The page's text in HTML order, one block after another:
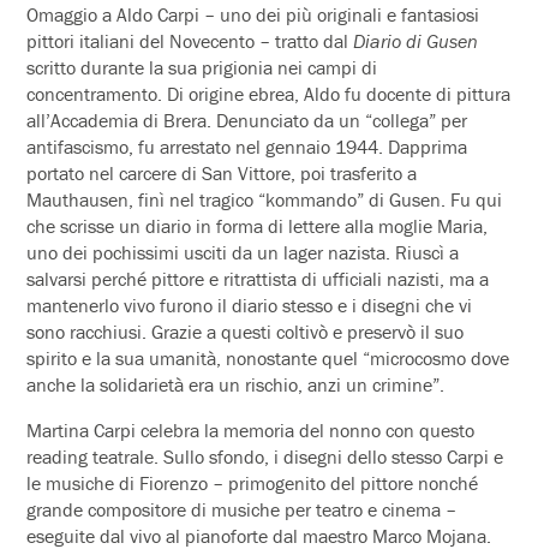
Omaggio a Aldo Carpi – uno dei più originali e fantasiosi
pittori italiani del Novecento – tratto dal Diario di Gusen
scritto durante la sua prigionia nei campi di
concentramento. Di origine ebrea, Aldo fu docente di pittura
all’Accademia di Brera. Denunciato da un “collega” per
antifascismo, fu arrestato nel gennaio 1944. Dapprima
portato nel carcere di San Vittore, poi trasferito a
Mauthausen, finì nel tragico “kommando” di Gusen. Fu qui
che scrisse un diario in forma di lettere alla moglie Maria,
uno dei pochissimi usciti da un lager nazista. Riuscì a
salvarsi perché pittore e ritrattista di ufficiali nazisti, ma a
mantenerlo vivo furono il diario stesso e i disegni che vi
sono racchiusi. Grazie a questi coltivò e preservò il suo
spirito e la sua umanità, nonostante quel “microcosmo dove
anche la solidarietà era un rischio, anzi un crimine”.
Martina Carpi celebra la memoria del nonno con questo
reading teatrale. Sullo sfondo, i disegni dello stesso Carpi e
le musiche di Fiorenzo – primogenito del pittore nonché
grande compositore di musiche per teatro e cinema –
eseguite dal vivo al pianoforte dal maestro Marco Mojana.